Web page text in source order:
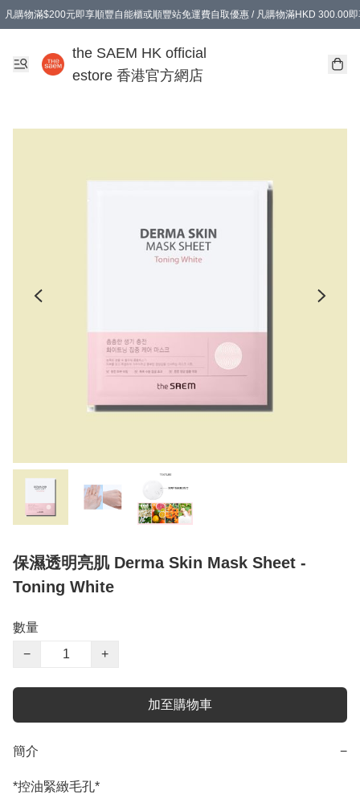
凡購物滿$200元即享順豐自能櫃或順豐站免運費自取優惠 / 凡購物滿HKD 300.00
the SAEM HK official
estore 香港官方網店
保濕透明亮肌 Derma Skin Mask Sheet -
Toning White
數量
−
+
加至購物車
簡介 −
*控油緊緻毛孔*